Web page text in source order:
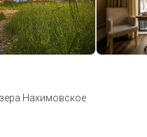
Нахимовское